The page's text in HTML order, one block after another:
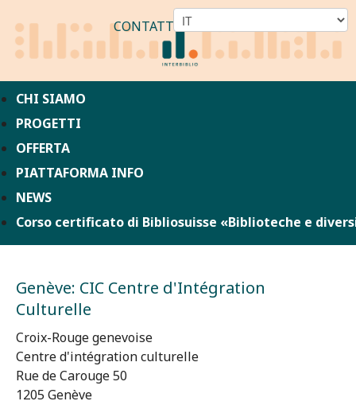
CONTATTO
CHI SIAMO
PROGETTI
OFFERTA
PIATTAFORMA INFO
NEWS
Corso certificato di Bibliosuisse «Biblioteche e
Genève: CIC Centre d'Intégration
Culturelle
Croix-Rouge genevoise
Centre d'intégration culturelle
Rue de Carouge 50
1205 Genève